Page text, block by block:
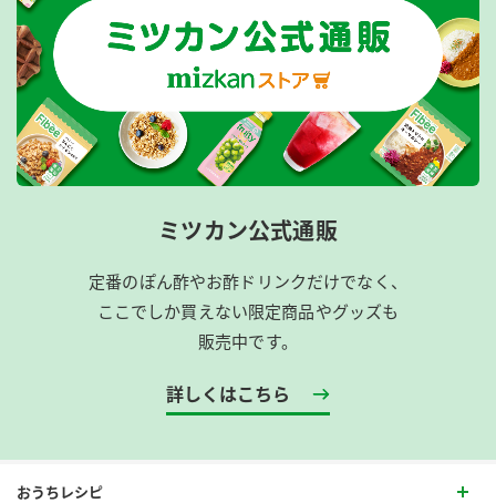
ミツカン公式通販
定番のぽん酢やお酢ドリンクだけでなく、
ここでしか買えない限定商品やグッズも
販売中です。
詳しくはこちら
おうちレシピ